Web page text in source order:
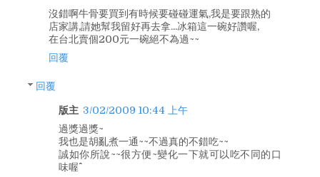
沒錯啊牛骨要買到有時候要碰碰運氣,我是要跟熟的
店家講,請她幫我留好再去拿...冰箱這一碗好讚喔,
在台北賣個200元一碗絕不為過~~
回覆
回覆
版主 3/02/2009 10:44 上午
過獎過獎~
我也是胡亂煮一通~~不過真的不錯吃~~
誠如你所說~~很方便~變化一下就可以吃不同的口
味喔^^